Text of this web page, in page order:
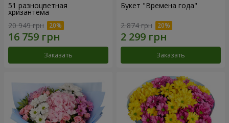
51 разноцветная
хризантема
20 949 грн
Заказать
Букет "Времена года"
2 874 грн
Заказать